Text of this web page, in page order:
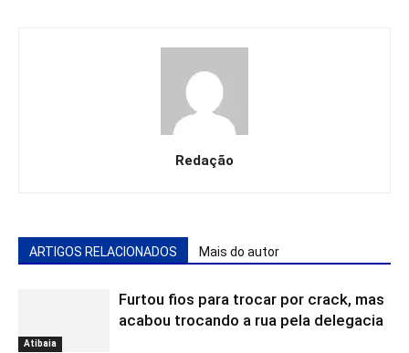
Redação
ARTIGOS RELACIONADOS Mais do autor
Atibaia
Furtou fios para trocar por crack, mas
acabou trocando a rua pela delegacia